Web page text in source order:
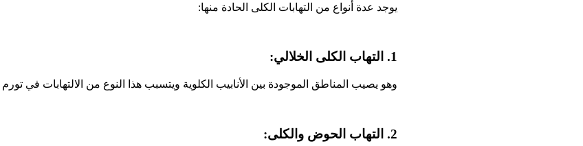
يوجد عدة أنواع من التهابات الكلى الحادة منها:
1. التهاب الكلى الخلالي:
وهو يصيب المناطق الموجودة بين الأنابيب الكلوية ويتسبب هذا النوع من الالتهابات في تورم
2. التهاب الحوض والكلى: